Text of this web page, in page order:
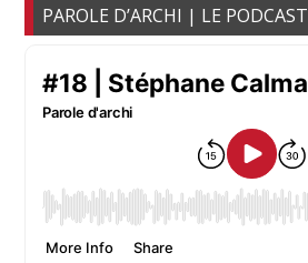
PAROLE D’ARCHI | LE PODCAST